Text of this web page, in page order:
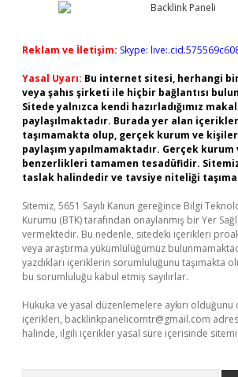
Reklam ve İletişim: Skype:
Yasal Uyarı: Bu internet sitesi, herhangi
veya şahıs şirketi ile hiçbir bağlantısı
Sitede yalnızca kendi hazırladığımız
paylaşılmaktadır. Burada yer alan
taşımamakta olup, gerçek kurum ve
paylaşım yapılmamaktadır. Gerçek
benzerlikleri tamamen tesadüfidir.
taslak halindedir ve tavsiye niteliği
Sitemiz, 5651 Sayılı Kanun gereğince Bilgi
Kurumu (BTK) tarafından onaylanmış bir Yer
vermektedir. Bu nedenle, sitedeki içerikleri
veya araştırma yükümlülüğümüz
yazdıkları içeriklerin sorumluluğunu taşımakta
bu sorumluluğu kabul etmiş sayılırlar.
Hukuka ve yasal düzenlemelere aykırı
içerikleri, backlinkpanelicomtr@gmail.com
halinde, ilgili içerikler yasal süre içerisinde